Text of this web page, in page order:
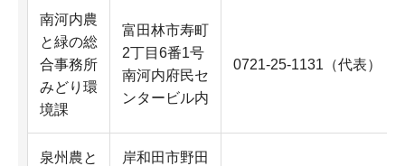
南河内農
と緑の総
合事務所
みどり環
境課
富田林市寿町
2丁目6番1号
南河内府民セ
ンタービル内
0721-25-1131（代表）
泉州農と
岸和田市野田